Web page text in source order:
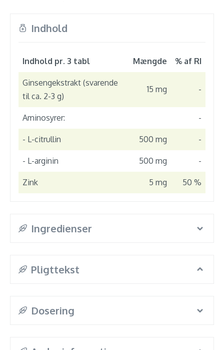
Indhold
Indhold pr. 3 tabl Mængde % af RI
Ginsengekstrakt (svarende
til ca. 2-3 g)
15 mg -
Aminosyrer: -
- L-citrullin 500 mg -
- L-arginin 500 mg -
Zink 5 mg 50 %
Ingredienser
Pligttekst
Dosering